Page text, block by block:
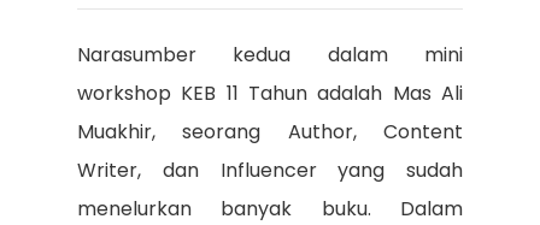
Narasumber kedua dalam mini
workshop KEB 11 Tahun adalah Mas Ali
Muakhir, seorang Author, Content
Writer, dan Influencer yang sudah
menelurkan banyak buku. Dalam